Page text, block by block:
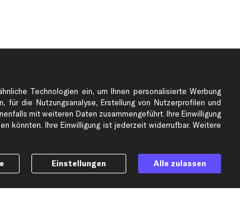
Top Automarken
Ford Ersatzteile
Technologien ein, um Ihnen personalisierte Werbung
für die Nutzungsanalyse, Erstellung von Nutzerprofilen und
mit weiteren Daten zusammengeführt. Ihre Einwilligung
könnten. Ihre Einwilligung ist jederzeit widerrufbar. Weitere
Einstellungen Alle zulassen